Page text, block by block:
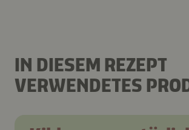
IN DIESEM REZEPT
VERWENDETES